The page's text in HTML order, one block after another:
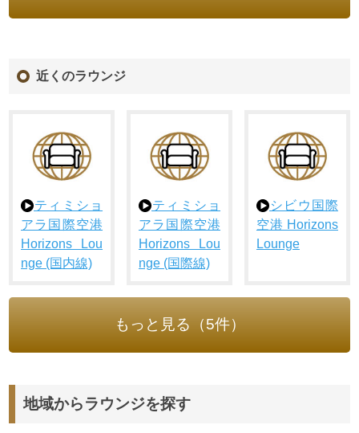
近くのラウンジ
ティミショ
アラ国際空港
Horizons Lou
nge (国内線)
ティミショ
アラ国際空港
Horizons Lou
nge (国際線)
シビウ国際
空港 Horizons
Lounge
もっと見る（5件）
地域からラウンジを探す